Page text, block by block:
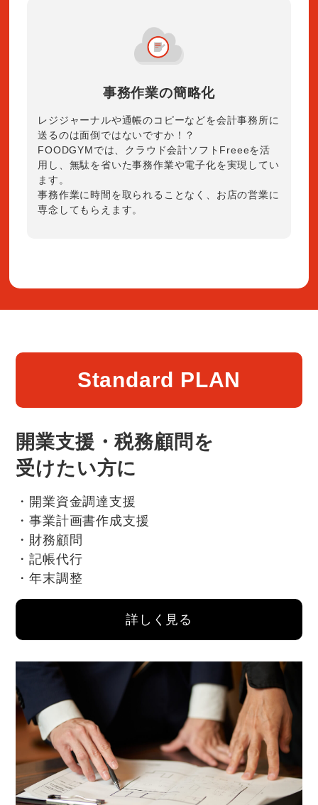
事務作業の簡略化
レジジャーナルや通帳のコピーなどを会計事務所に
送るのは面倒ではないですか！？
FOODGYMでは、クラウド会計ソフトFreeeを活
用し、無駄を省いた事務作業や電子化を実現してい
ます。
事務作業に時間を取られることなく、お店の営業に
専念してもらえます。
Standard PLAN
開業支援・税務顧問を
受けたい方に
開業資金調達支援
事業計画書作成支援
財務顧問
記帳代行
年末調整
詳しく見る